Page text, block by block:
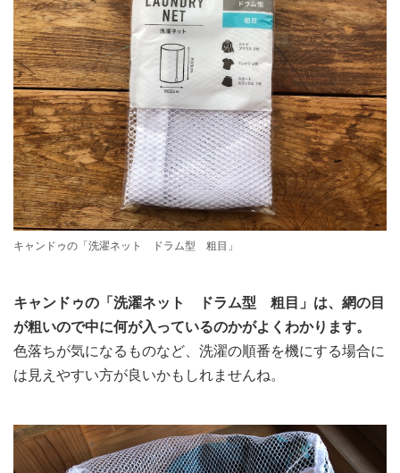
キャンドゥの「洗濯ネット ドラム型 粗目」
キャンドゥの「洗濯ネット ドラム型 粗目」は、網の目
が粗いので中に何が入っているのかがよくわかります。
色落ちが気になるものなど、洗濯の順番を機にする場合に
は見えやすい方が良いかもしれませんね。